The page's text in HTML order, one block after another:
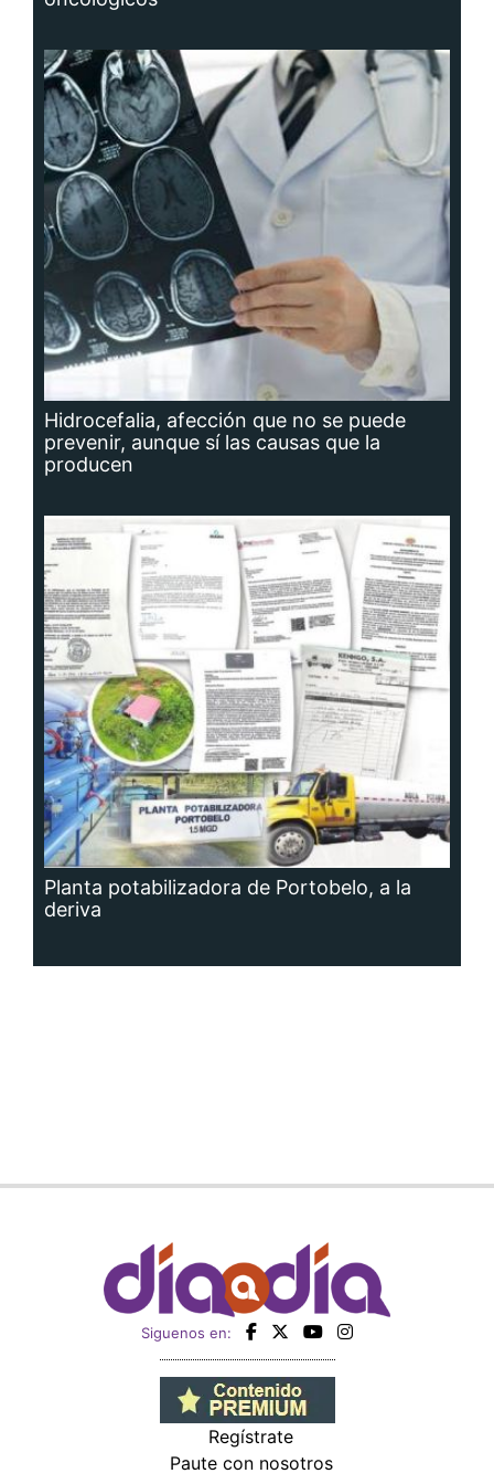
Hidrocefalia, afección que no se puede
prevenir, aunque sí las causas que la
producen
Planta potabilizadora de Portobelo, a la
deriva
Siguenos en:
Regístrate
Paute con nosotros